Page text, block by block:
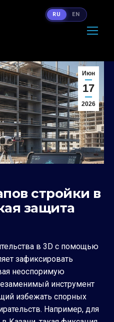
Июн
17
2026
стройки в
защита
в 3D с помощью
зафиксировать
неоспоримую
инструмент
избежать спорных
Например, для
RU EN